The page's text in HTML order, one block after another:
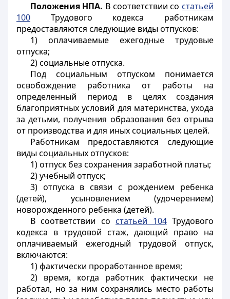
Положения НПА. В соответствиисо статьей
100 Трудового кодекса работникам
предоставляются следующие виды отпусков:
1) оплачиваемые ежегодные трудовые
отпуска;
2) социальные отпуска.
Под социальным отпуском понимается
освобождение работника от работы на
определенный период в целях создания
благоприятных условий для материнства, ухода
за детьми, получения образования без отрыва
от производства и для иных социальных целей.
Работникам предоставляются следующие
виды социальных отпусков:
1) отпуск без сохранения заработной платы;
2) учебный отпуск;
3) отпуска в связи с рождением ребенка
(детей), усыновлением (удочерением)
новорожденного ребенка (детей).
В соответствии со статьей 104Трудового
кодекса в трудовой стаж, дающий право на
оплачиваемый ежегодный трудовой отпуск,
включаются:
1) фактически проработанное время;
2) время, когда работник фактически не
работал, но за ним сохранялись место работы